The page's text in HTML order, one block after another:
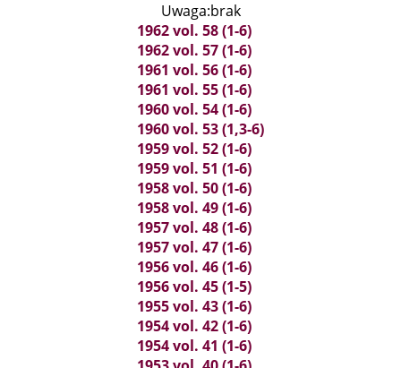
Uwaga:brak
1962 vol. 58 (1-6)
1962 vol. 57 (1-6)
1961 vol. 56 (1-6)
1961 vol. 55 (1-6)
1960 vol. 54 (1-6)
1960 vol. 53 (1,3-6)
1959 vol. 52 (1-6)
1959 vol. 51 (1-6)
1958 vol. 50 (1-6)
1958 vol. 49 (1-6)
1957 vol. 48 (1-6)
1957 vol. 47 (1-6)
1956 vol. 46 (1-6)
1956 vol. 45 (1-5)
1955 vol. 43 (1-6)
1954 vol. 42 (1-6)
1954 vol. 41 (1-6)